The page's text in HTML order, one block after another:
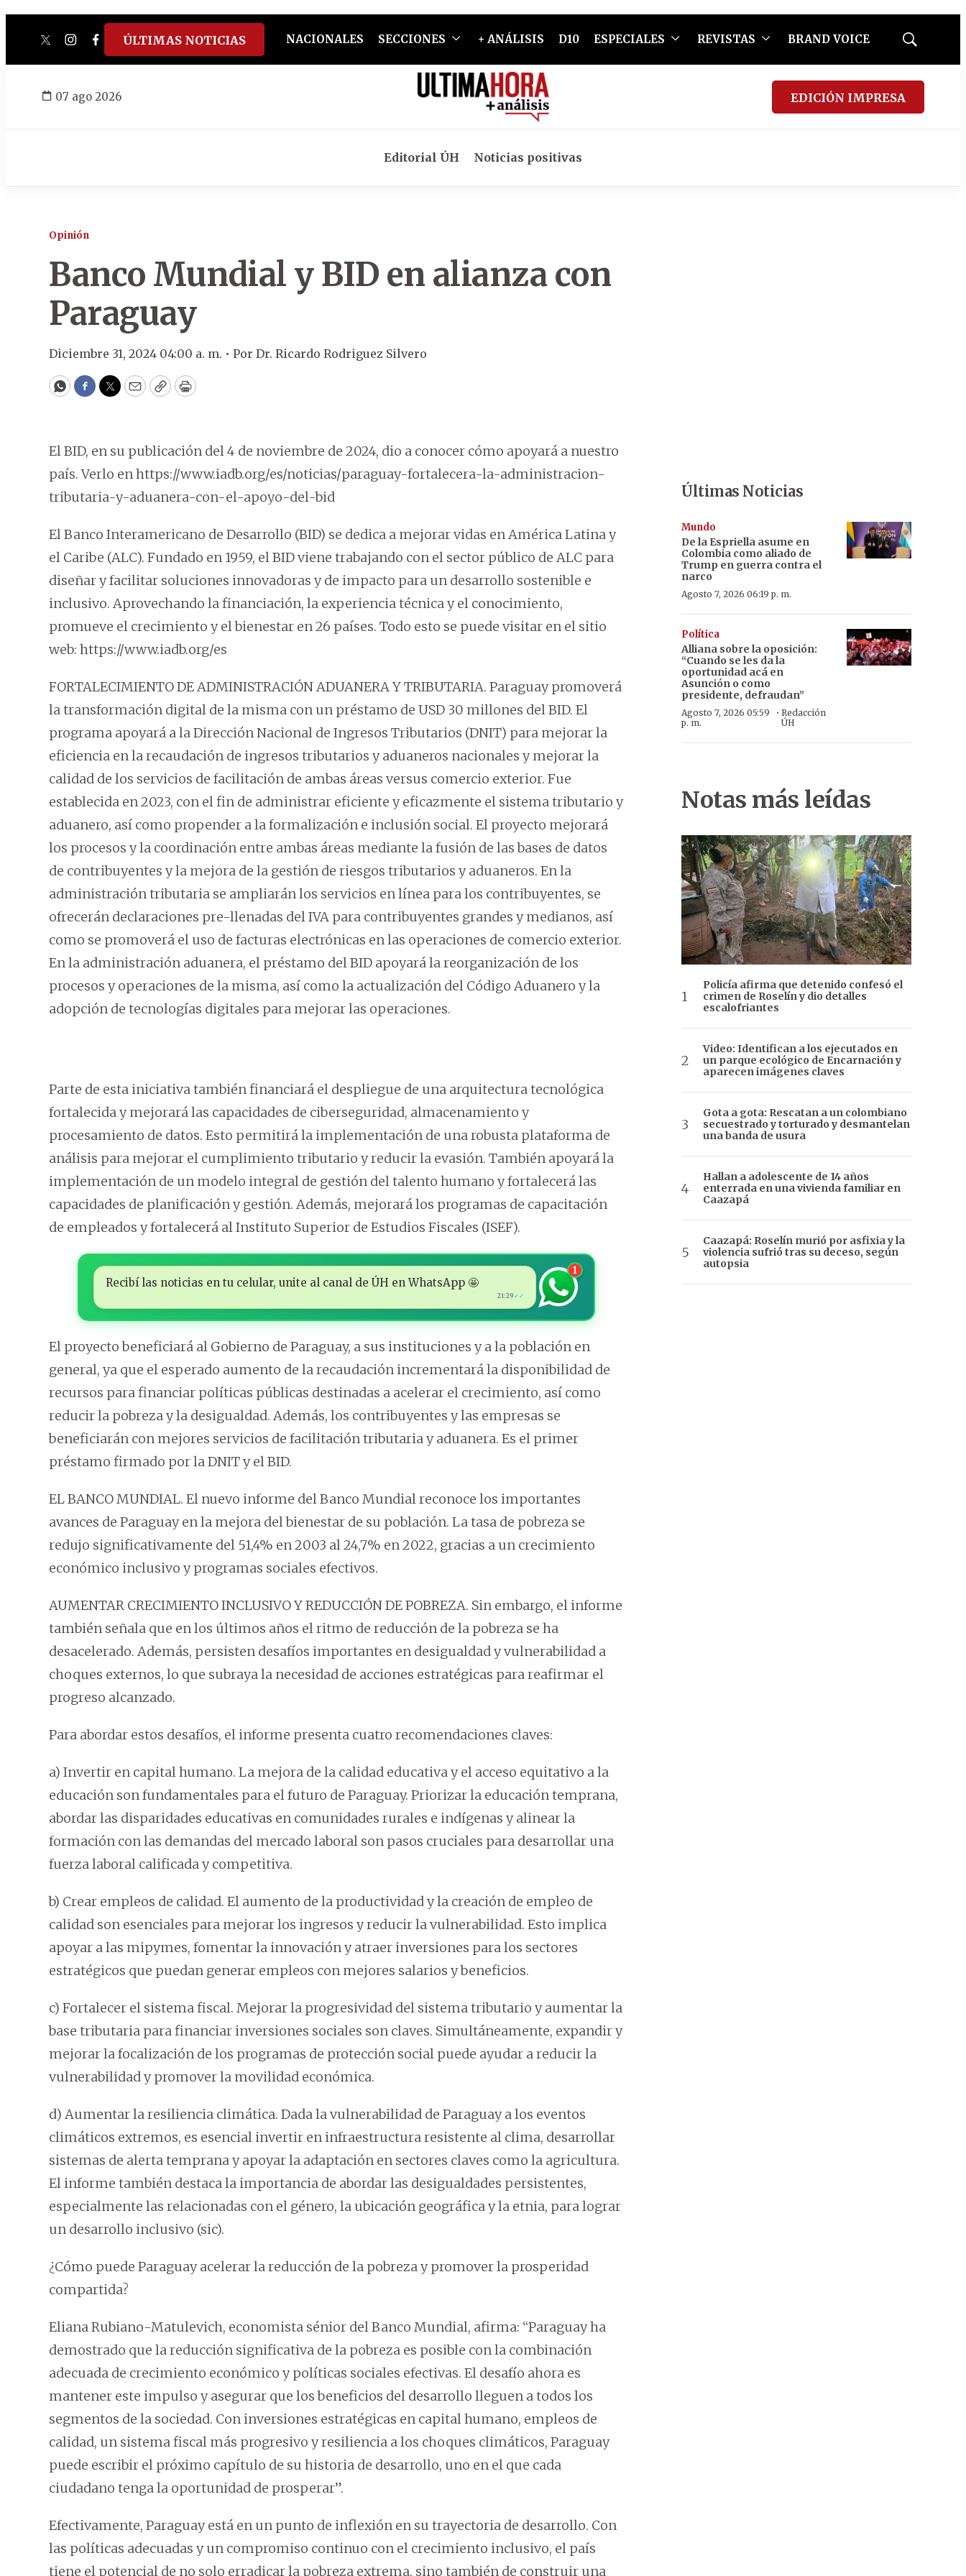
twitterinstagram
facebook
tiktokyoutube
spotify
ÚLTIMAS NOTICIAS NACIONALES SECCIONES + ANÁLISIS D10 ESPECIALES REVISTAS BRAND VOICE
Mostrar
07 ago 2026 EDICIÓN IMPRESA
Editorial ÚH Noticias positivas
Opinión
Banco Mundial y BID en alianza con
Paraguay
Diciembre 31, 2024 04:00 a. m. • Por Dr. Ricardo Rodriguez Silvero
WhatsApp
Facebook
Twitter
EmailCopyPrint
El BID, en su publicación del 4 de noviembre de 2024, dio a conocer cómo apoyará a nuestro
país. Verlo en https://www.iadb.org/es/noticias/paraguay-fortalecera-la-administracion-
tributaria-y-aduanera-con-el-apoyo-del-bid
El Banco Interamericano de Desarrollo (BID) se dedica a mejorar vidas en América Latina y
el Caribe (ALC). Fundado en 1959, el BID viene trabajando con el sector público de ALC para
diseñar y facilitar soluciones innovadoras y de impacto para un desarrollo sostenible e
inclusivo. Aprovechando la financiación, la experiencia técnica y el conocimiento,
promueve el crecimiento y el bienestar en 26 países. Todo esto se puede visitar en el sitio
web: https://www.iadb.org/es
FORTALECIMIENTO DE ADMINISTRACIÓN ADUANERA Y TRIBUTARIA. Paraguay promoverá
la transformación digital de la misma con un préstamo de USD 30 millones del BID. El
programa apoyará a la Dirección Nacional de Ingresos Tributarios (DNIT) para mejorar la
eficiencia en la recaudación de ingresos tributarios y aduaneros nacionales y mejorar la
calidad de los servicios de facilitación de ambas áreas versus comercio exterior. Fue
establecida en 2023, con el fin de administrar eficiente y eficazmente el sistema tributario y
aduanero, así como propender a la formalización e inclusión social. El proyecto mejorará
los procesos y la coordinación entre ambas áreas mediante la fusión de las bases de datos
de contribuyentes y la mejora de la gestión de riesgos tributarios y aduaneros. En la
administración tributaria se ampliarán los servicios en línea para los contribuyentes, se
ofrecerán declaraciones pre-llenadas del IVA para contribuyentes grandes y medianos, así
como se promoverá el uso de facturas electrónicas en las operaciones de comercio exterior.
En la administración aduanera, el préstamo del BID apoyará la reorganización de los
procesos y operaciones de la misma, así como la actualización del Código Aduanero y la
adopción de tecnologías digitales para mejorar las operaciones.
Parte de esta iniciativa también financiará el despliegue de una arquitectura tecnológica
fortalecida y mejorará las capacidades de ciberseguridad, almacenamiento y
procesamiento de datos. Esto permitirá la implementación de una robusta plataforma de
análisis para mejorar el cumplimiento tributario y reducir la evasión. También apoyará la
implementación de un modelo integral de gestión del talento humano y fortalecerá las
capacidades de planificación y gestión. Además, mejorará los programas de capacitación
de empleados y fortalecerá al Instituto Superior de Estudios Fiscales (ISEF).
Recibí las noticias en tu celular, unite al canal de ÚH en WhatsApp 🤩
21:29 ✓✓
1
El proyecto beneficiará al Gobierno de Paraguay, a sus instituciones y a la población en
general, ya que el esperado aumento de la recaudación incrementará la disponibilidad de
recursos para financiar políticas públicas destinadas a acelerar el crecimiento, así como
reducir la pobreza y la desigualdad. Además, los contribuyentes y las empresas se
beneficiarán con mejores servicios de facilitación tributaria y aduanera. Es el primer
préstamo firmado por la DNIT y el BID.
EL BANCO MUNDIAL. El nuevo informe del Banco Mundial reconoce los importantes
avances de Paraguay en la mejora del bienestar de su población. La tasa de pobreza se
redujo significativamente del 51,4% en 2003 al 24,7% en 2022, gracias a un crecimiento
económico inclusivo y programas sociales efectivos.
AUMENTAR CRECIMIENTO INCLUSIVO Y REDUCCIÓN DE POBREZA. Sin embargo, el informe
también señala que en los últimos años el ritmo de reducción de la pobreza se ha
desacelerado. Además, persisten desafíos importantes en desigualdad y vulnerabilidad a
choques externos, lo que subraya la necesidad de acciones estratégicas para reafirmar el
progreso alcanzado.
Para abordar estos desafíos, el informe presenta cuatro recomendaciones claves:
a) Invertir en capital humano. La mejora de la calidad educativa y el acceso equitativo a la
educación son fundamentales para el futuro de Paraguay. Priorizar la educación temprana,
abordar las disparidades educativas en comunidades rurales e indígenas y alinear la
formación con las demandas del mercado laboral son pasos cruciales para desarrollar una
fuerza laboral calificada y competitiva.
b) Crear empleos de calidad. El aumento de la productividad y la creación de empleo de
calidad son esenciales para mejorar los ingresos y reducir la vulnerabilidad. Esto implica
apoyar a las mipymes, fomentar la innovación y atraer inversiones para los sectores
estratégicos que puedan generar empleos con mejores salarios y beneficios.
c) Fortalecer el sistema fiscal. Mejorar la progresividad del sistema tributario y aumentar la
base tributaria para financiar inversiones sociales son claves. Simultáneamente, expandir y
mejorar la focalización de los programas de protección social puede ayudar a reducir la
vulnerabilidad y promover la movilidad económica.
d) Aumentar la resiliencia climática. Dada la vulnerabilidad de Paraguay a los eventos
climáticos extremos, es esencial invertir en infraestructura resistente al clima, desarrollar
sistemas de alerta temprana y apoyar la adaptación en sectores claves como la agricultura.
El informe también destaca la importancia de abordar las desigualdades persistentes,
especialmente las relacionadas con el género, la ubicación geográfica y la etnia, para lograr
un desarrollo inclusivo (sic).
¿Cómo puede Paraguay acelerar la reducción de la pobreza y promover la prosperidad
compartida?
Eliana Rubiano-Matulevich, economista sénior del Banco Mundial, afirma: “Paraguay ha
demostrado que la reducción significativa de la pobreza es posible con la combinación
adecuada de crecimiento económico y políticas sociales efectivas. El desafío ahora es
mantener este impulso y asegurar que los beneficios del desarrollo lleguen a todos los
segmentos de la sociedad. Con inversiones estratégicas en capital humano, empleos de
calidad, un sistema fiscal más progresivo y resiliencia a los choques climáticos, Paraguay
puede escribir el próximo capítulo de su historia de desarrollo, uno en el que cada
ciudadano tenga la oportunidad de prosperar”.
Efectivamente, Paraguay está en un punto de inflexión en su trayectoria de desarrollo. Con
las políticas adecuadas y un compromiso continuo con el crecimiento inclusivo, el país
tiene el potencial de no solo erradicar la pobreza extrema, sino también de construir una
Últimas Noticias
Mundo
De la Espriella asume en
Colombia como aliado de
Trump en guerra contra el
narco
Agosto 7, 2026 06:19 p. m.
Política
Alliana sobre la oposición:
“Cuando se les da la
oportunidad acá en
Asunción o como
presidente, defraudan”
Agosto 7, 2026 05:59
p. m.
·Redacción
ÚH
Notas más leídas
Policía afirma que detenido confesó el
crimen de Roselín y dio detalles
escalofriantes
Video: Identifican a los ejecutados en
un parque ecológico de Encarnación y
aparecen imágenes claves
Gota a gota: Rescatan a un colombiano
secuestrado y torturado y desmantelan
una banda de usura
Hallan a adolescente de 14 años
enterrada en una vivienda familiar en
Caazapá
Caazapá: Roselín murió por asfixia y la
violencia sufrió tras su deceso, según
autopsia